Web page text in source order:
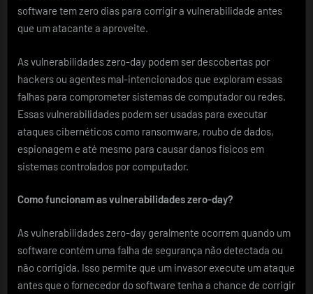
software tem zero dias para corrigir a vulnerabilidade antes
que um atacante a aproveite.
As vulnerabilidades zero-day podem ser descobertas por
hackers ou agentes mal-intencionados que exploram essas
falhas para comprometer sistemas de computador ou redes.
Essas vulnerabilidades podem ser usadas para executar
ataques cibernéticos como ransomware, roubo de dados,
espionagem e até mesmo para causar danos físicos em
sistemas controlados por computador.
Como funcionam as vulnerabilidades zero-day?
As vulnerabilidades zero-day geralmente ocorrem quando um
software contém uma falha de segurança não detectada ou
não corrigida. Isso permite que um invasor execute um ataque
antes que o fornecedor do software tenha a chance de corrigir